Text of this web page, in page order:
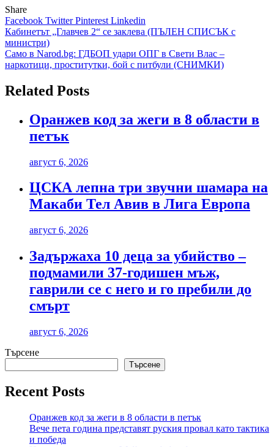
Share
Facebook TwitterPinterest Linkedin
Навигация
Кабинетът „Главчев 2“ се заклева (ПЪЛЕН СПИСЪК с
министри)
Само в Narod.bg: ГДБОП удари ОПГ в Свети Влас –
наркотици, проститутки, бой с питбули (СНИМКИ)
Related Posts
Оранжев код за жеги в 8 области в
петък
август 6, 2026
ЦСКА лепна три звучни шамара на
Макаби Тел Авив в Лига Европа
август 6, 2026
Задържаха 10 деца за убийство –
подмамили 37-годишен мъж,
гаврили се с него и го пребили до
смърт
август 6, 2026
Търсене
Търсене
Recent Posts
Оранжев код за жеги в 8 области в петък
Вече пета година представят руския провал като тактика
и победа